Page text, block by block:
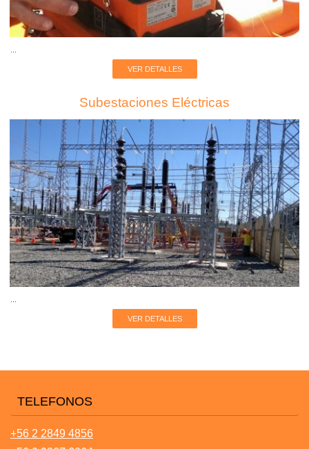
VER DETALLES
Subestaciones Eléctricas
VER DETALLES
TELEFONOS
+56 2 2849 4856